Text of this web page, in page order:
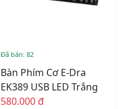
Đã bán: 82
Bàn Phím Cơ E-Dra
EK389 USB LED Trắng
580.000 đ